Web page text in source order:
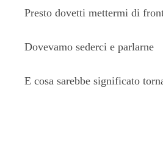
Presto dovetti mettermi di
Dovevamo sederci e parlarne
E cosa sarebbe significato